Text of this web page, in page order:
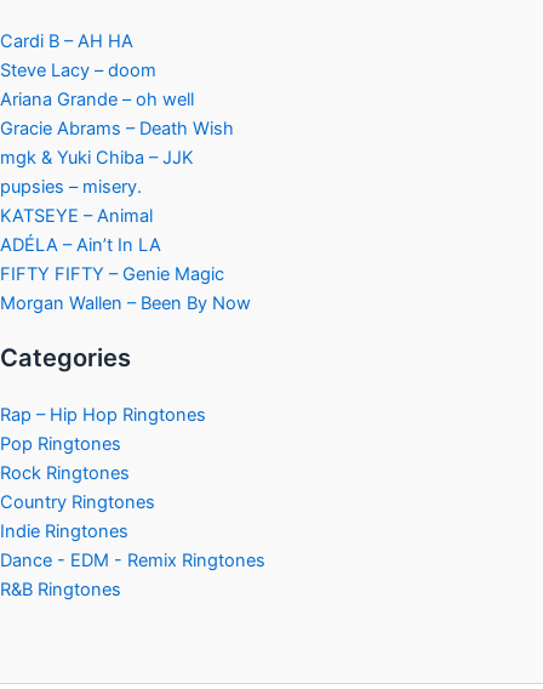
Cardi B – AH HA
Steve Lacy – doom
Ariana Grande – oh well
Gracie Abrams – Death Wish
mgk & Yuki Chiba – JJK
pupsies – misery.
KATSEYE – Animal
ADÉLA – Ain’t In LA
FIFTY FIFTY – Genie Magic
Morgan Wallen – Been By Now
Categories
Rap – Hip Hop Ringtones
Pop Ringtones
Rock Ringtones
Country Ringtones
Indie Ringtones
Dance - EDM - Remix Ringtones
R&B Ringtones